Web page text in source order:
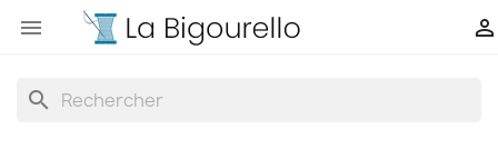
 
search